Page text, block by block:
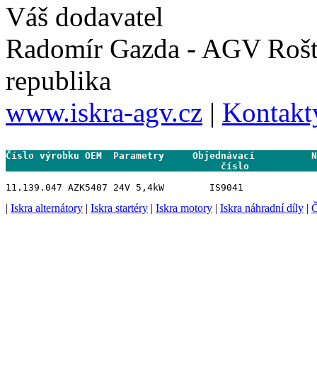
Váš dodavatel
Radomír Gazda - AGV
republika
www.iskra-agv.cz |
Číslo výrobku OEM  Parametry
| Iskra alternátory | Iskra startéry | Iskra motory | Iskra náhradní díly |